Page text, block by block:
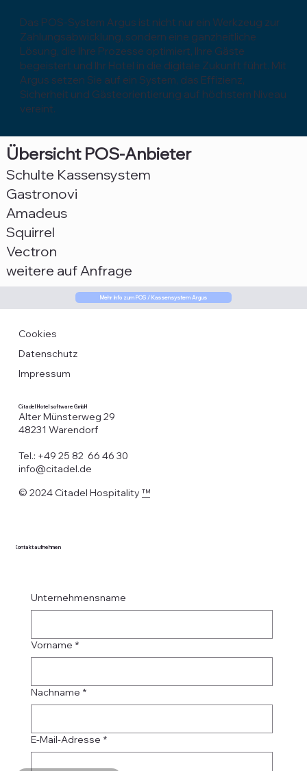
Das POS-System Argus ist nicht nur ein Werkzeug zur
Zahlungsabwicklung, sondern eine ganzheitliche
Lösung, die Ihre Prozesse optimiert, Ihre Gäste
begeistert und Ihr Hotel in die digitale Zukunft führt. Mit
Argus setzen Sie auf ein System, das Effizienz,
Sicherheit und Gästeorientierung auf höchstem Niveau
vereint.
Übersicht POS-Anbieter
Schulte Kassensystem
Gastronovi
Amadeus
Squirrel
Vectron
weitere auf Anfrage
Mehr Info zum POS / Kassensystem Argus
Cookies
Datenschutz
Impressum
Citadel Hotelsoftware GmbH
Alter Münsterweg 29
48231 Warendorf
Tel.: +49 25 82 66 46 30
info@citadel.de
© 2024 Citadel Hospitality ™
Kontakt aufnehmen
Unternehmensname
Vorname *
Nachname *
E-Mail-Adresse *